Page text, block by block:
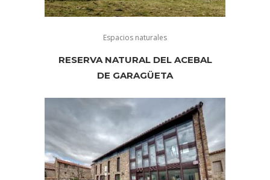
Espacios naturales
RESERVA NATURAL DEL ACEBAL
DE GARAGÜETA